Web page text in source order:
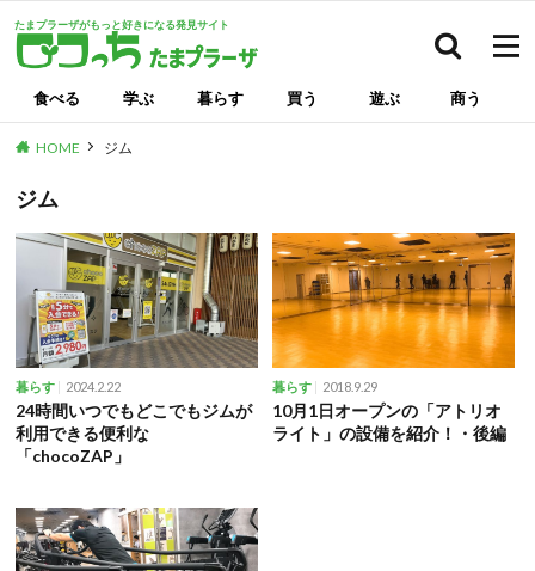
たまプラーザがもっと好きになる発見サイト
食べる 学ぶ 暮らす 買う 遊ぶ 商う
HOME ジム
ジム
暮らす 2024.2.22
24時間いつでもどこでもジムが
利用できる便利な
「chocoZAP」
暮らす 2018.9.29
10月1日オープンの「アトリオ
ライト」の設備を紹介！・後編